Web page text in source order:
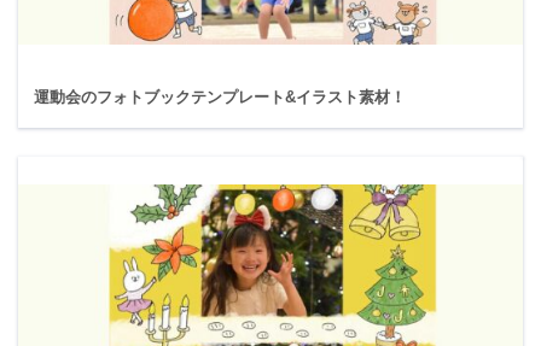
運動会のフォトブックテンプレート&イラスト素材！